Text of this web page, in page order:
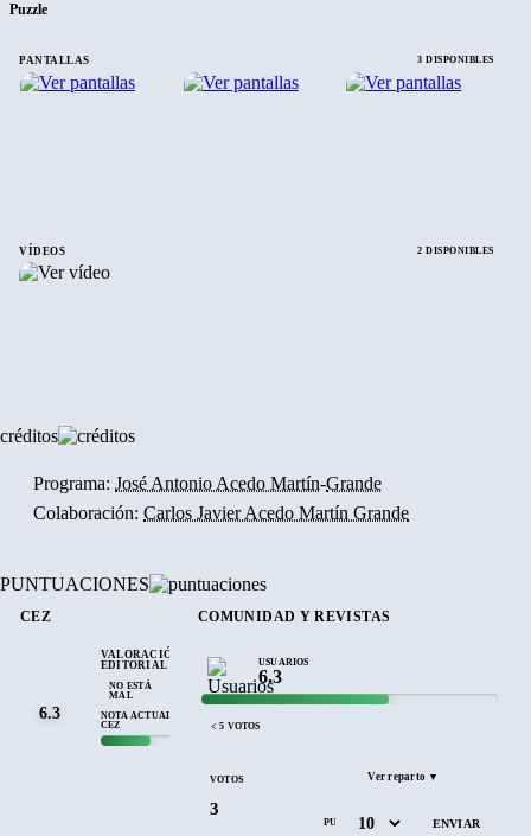
PANTALLAS 3 DISPONIBLES
VÍDEOS 2 DISPONIBLES
créditos
Programa: José Antonio Acedo Martín-Grande
Colaboración: Carlos Javier Acedo Martín Grande
PUNTUACIONES
CEZ
6.3
VALORACIÓN
EDITORIAL
NO ESTÁ
MAL
NOTA ACTUAL
CEZ
COMUNIDAD Y REVISTAS
USUARIOS
6.3
< 5 VOTOS
VOTOS
3
Ver reparto ▼
PUNTÚA
Puzzle